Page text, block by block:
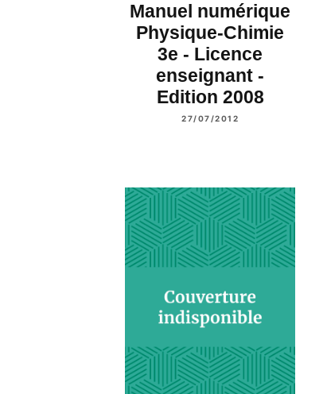
Manuel numérique
Physique-Chimie
3e - Licence
enseignant -
Edition 2008
27/07/2012